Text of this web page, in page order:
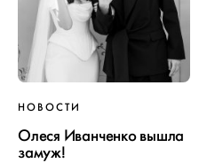
НОВОСТИ
Олеся Иванченко вышла
замуж!